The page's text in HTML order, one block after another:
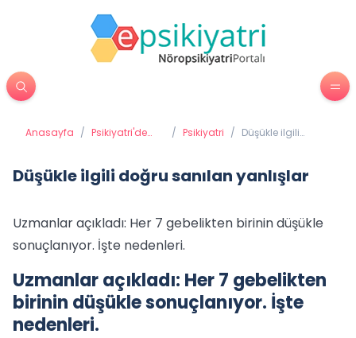
Anasayfa / Psikiyatri'de
/ Psikiyatri / Düşükle ilgili
Düşükle ilgili doğru sanılan yanlışlar
Uzmanlar açıkladı: Her 7 gebelikten birinin düşükle
sonuçlanıyor. İşte nedenleri.
Uzmanlar açıkladı: Her 7 gebelikten
birinin düşükle sonuçlanıyor. İşte
nedenleri.